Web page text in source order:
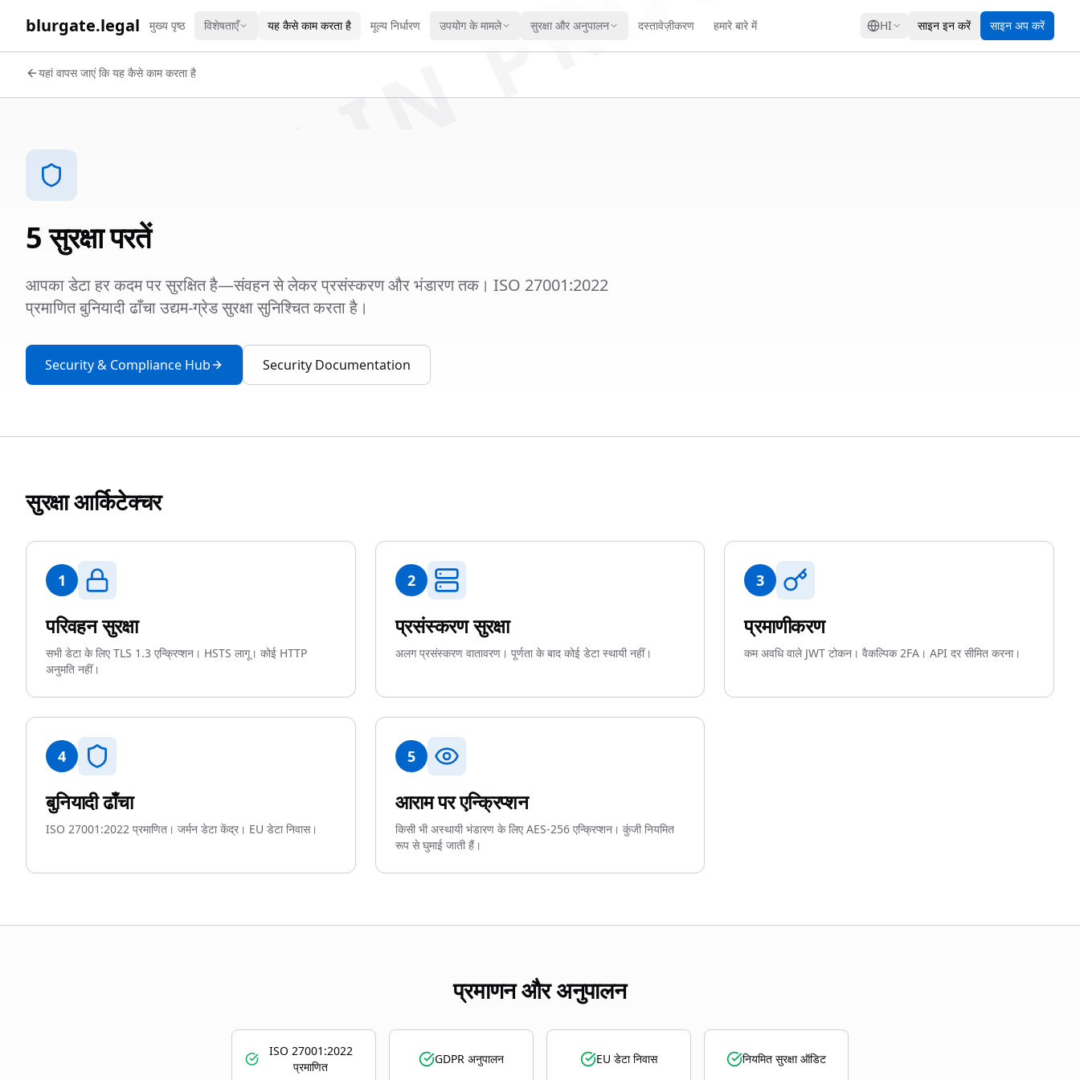
blurgate.legal मुख्य पृष्ठ विशेषताएँ यह कैसे काम करता है मूल्य निर्धारण उपयोग के मामले सुरक्षा और अनुपालन दस्तावेज़ीकरण हमारे बारे में HI साइन इन करें साइन अप करें
यहां वापस जाएं कि यह कैसे काम करता है
5 सुरक्षा परतें
आपका डेटा हर कदम पर सुरक्षित है—संवहन से लेकर प्रसंस्करण और भंडारण तक। ISO 27001:2022
प्रमाणित बुनियादी ढाँचा उद्यम-ग्रेड सुरक्षा सुनिश्चित करता है।
Security & Compliance Hub Security Documentation
सुरक्षा आर्किटेक्चर
1
परिवहन सुरक्षा
सभी डेटा के लिए TLS 1.3 एन्क्रिप्शन। HSTS लागू। कोई HTTP
अनुमति नहीं।
2
प्रसंस्करण सुरक्षा
अलग प्रसंस्करण वातावरण। पूर्णता के बाद कोई डेटा स्थायी नहीं।
3
प्रमाणीकरण
कम अवधि वाले JWT टोकन। वैकल्पिक 2FA। API दर सीमित करना।
4
बुनियादी ढाँचा
ISO 27001:2022 प्रमाणित। जर्मन डेटा केंद्र। EU डेटा निवास।
5
आराम पर एन्क्रिप्शन
किसी भी अस्थायी भंडारण के लिए AES-256 एन्क्रिप्शन। कुंजी नियमित
रूप से घुमाई जाती हैं।
प्रमाणन और अनुपालन
ISO 27001:2022
प्रमाणित
GDPR अनुपालन EU डेटा निवास नियमित सुरक्षा ऑडिट